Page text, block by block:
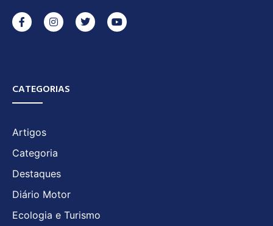
CATEGORIAS
Artigos
Categoria
Destaques
Diário Motor
Ecologia e Turismo